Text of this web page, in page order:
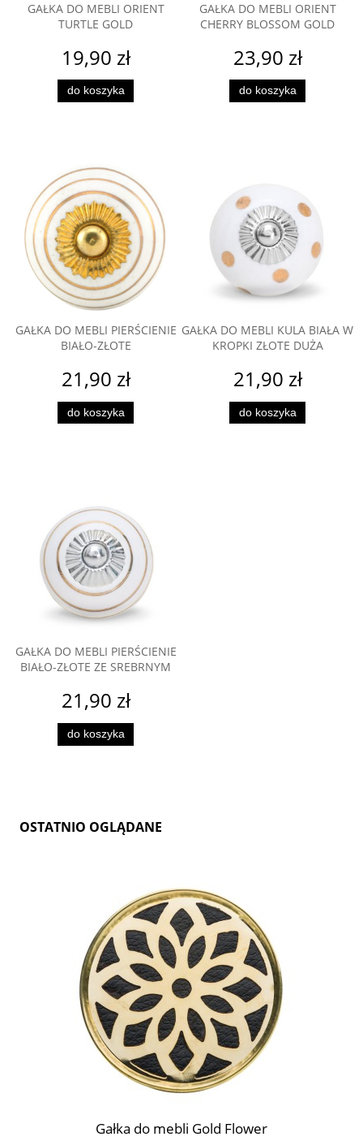
GAŁKA DO MEBLI ORIENT
TURTLE GOLD
19,90 zł
do koszyka
GAŁKA DO MEBLI ORIENT
CHERRY BLOSSOM GOLD
23,90 zł
do koszyka
GAŁKA DO MEBLI PIERŚCIENIE
BIAŁO-ZŁOTE
21,90 zł
do koszyka
GAŁKA DO MEBLI KULA BIAŁA W
KROPKI ZŁOTE DUŻA
21,90 zł
do koszyka
GAŁKA DO MEBLI PIERŚCIENIE
BIAŁO-ZŁOTE ZE SREBRNYM
21,90 zł
do koszyka
OSTATNIO OGLĄDANE
Gałka do mebli Gold Flower